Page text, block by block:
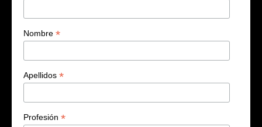
Nombre *
Apellidos *
Profesión *